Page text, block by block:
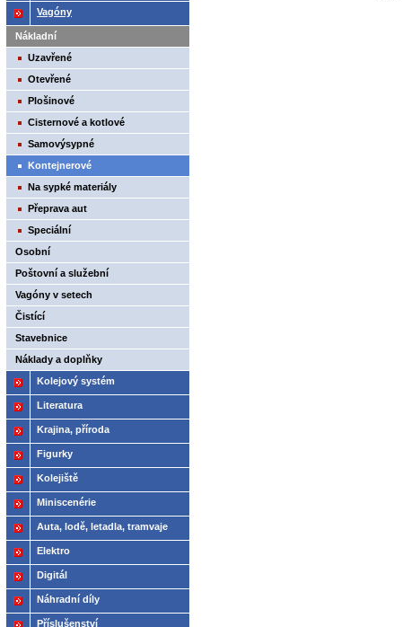
Vagóny
Nákladní
Uzavřené
Otevřené
Plošinové
Cisternové a kotlové
Samovýsypné
Kontejnerové
Na sypké materiály
Přeprava aut
Speciální
Osobní
Poštovní a služební
Vagóny v setech
Čistící
Stavebnice
Náklady a doplňky
Kolejový systém
Literatura
Krajina, příroda
Figurky
Kolejiště
Miniscenérie
Auta, lodě, letadla, tramvaje
Elektro
Digitál
Náhradní díly
Příslušenství